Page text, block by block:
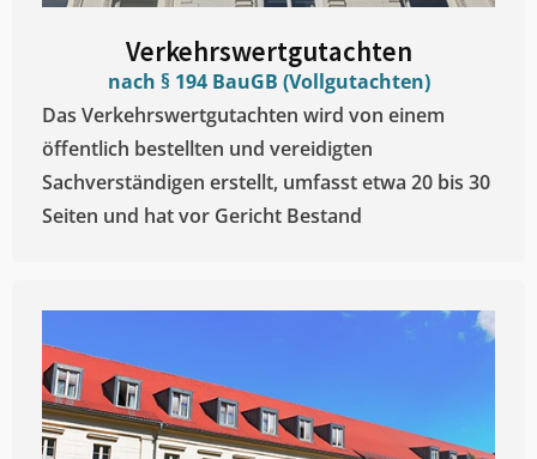
Verkehrswertgutachten
nach § 194 BauGB (Vollgutachten)
Das Verkehrswertgutachten wird von einem
öffentlich bestellten und vereidigten
Sachverständigen erstellt, umfasst etwa 20 bis 30
Seiten und hat vor Gericht Bestand